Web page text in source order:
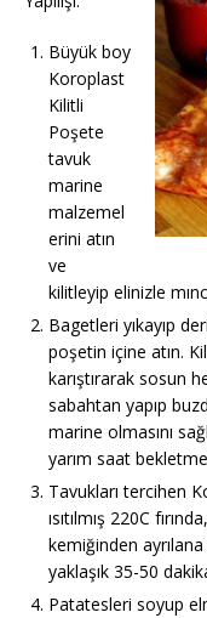
Büyük boy
Koroplast
Kilitli
Poşete
tavuk
marine
malzemel
erini atın
ve
kilitleyip elinizle
Bagetleri yıkayıp
poşetin içine atın.
karıştırarak sosun
sabahtan yapıp
marine olmasını
yarım saat
Tavukları tercihen
ısıtılmış 220C
kemiğinden
yaklaşık 35-50
Patatesleri soyup